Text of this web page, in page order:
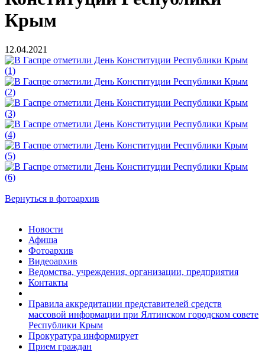
Крым
12.04.2021
Вернуться в фотоархив
Новости
Афиша
Фотоархив
Видеоархив
Ведомства, учреждения, организации, предприятия
Контакты
Правила аккредитации представителей средств
массовой информации при Ялтинском городском совете
Республики Крым
Прокуратура информирует
Прием граждан